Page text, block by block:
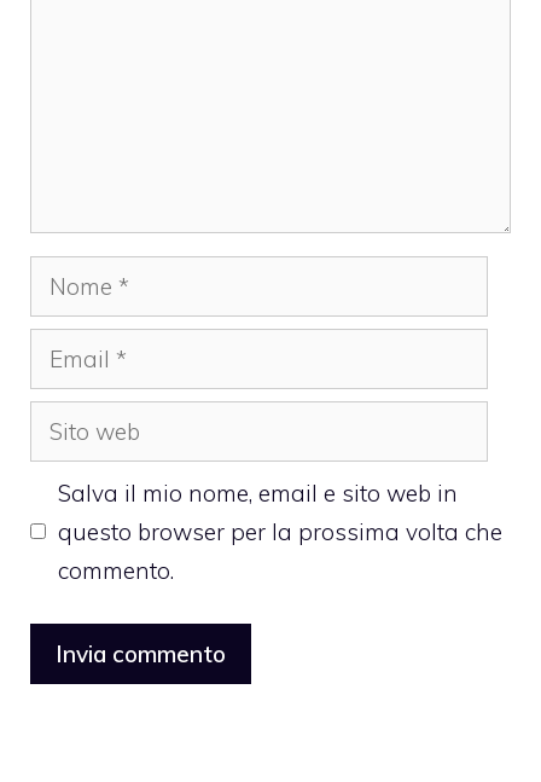
Nome
Email
Sito
web
Salva il mio nome, email e sito web in
questo browser per la prossima volta che
commento.